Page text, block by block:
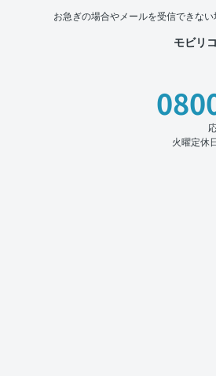
お急ぎの場合やメールを受信できない
モビリ
火曜定休